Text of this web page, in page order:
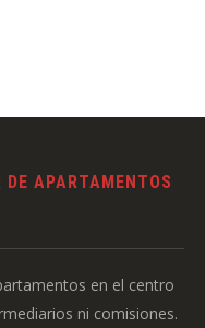
APARTAMENTOS
en el centro
ni comisiones.